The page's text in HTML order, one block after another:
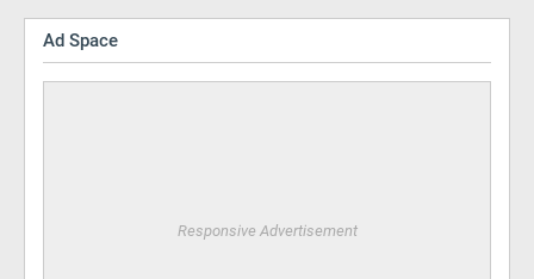
Ad Space
Responsive Advertisement